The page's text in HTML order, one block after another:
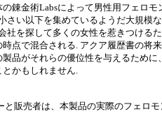
錬金術Labsによって男性用フェロ
さい以下を集めているようだ大規模
社を探して多くの女性を惹きつける
点で混合される. アクア履歴書の将
品がそれらの優位性を与えるために
かもしれません.
と販売者は、本製品の実際のフェロ